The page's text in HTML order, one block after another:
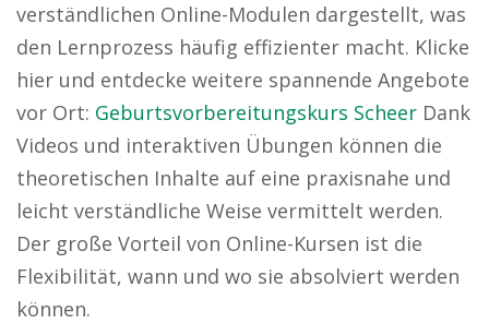
verständlichen Online-Modulen dargestellt, was
den Lernprozess häufig effizienter macht. Klicke
hier und entdecke weitere spannende Angebote
vor Ort: Geburtsvorbereitungskurs Scheer Dank
Videos und interaktiven Übungen können die
theoretischen Inhalte auf eine praxisnahe und
leicht verständliche Weise vermittelt werden.
Der große Vorteil von Online-Kursen ist die
Flexibilität, wann und wo sie absolviert werden
können.